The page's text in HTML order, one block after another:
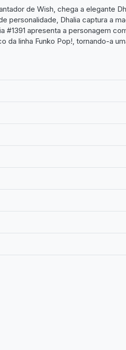
de Wish, chega a elegante
personalidade, Dhalia captura a
#1391 apresenta a personagem
da linha Funko Pop!, tornando-a